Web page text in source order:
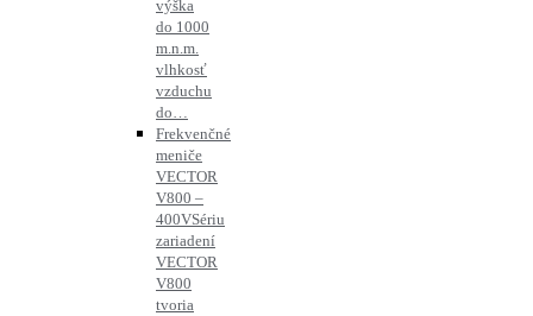
výška
do 1000
m.n.m.
vlhkosť
vzduchu
do…
Frekvenčné
meniče
VECTOR
V800 –
400VSériu
zariadení
VECTOR
V800
tvoria